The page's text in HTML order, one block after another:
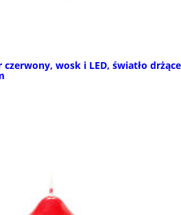
wosk i LED, światło drżące